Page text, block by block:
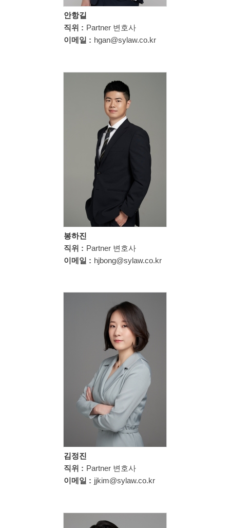
안항길
직위 : Partner 변호사
이메일 : hgan@sylaw.co.kr
봉하진
직위 : Partner 변호사
이메일 : hjbong@sylaw.co.kr
김정진
직위 : Partner 변호사
이메일 : jjkim@sylaw.co.kr